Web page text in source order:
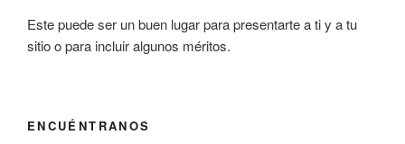
Este puede ser un buen lugar para presentarte a ti y a tu
sitio o para incluir algunos méritos.
ENCUÉNTRANOS